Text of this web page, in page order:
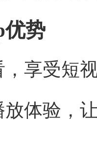
优势
享受短
体验，